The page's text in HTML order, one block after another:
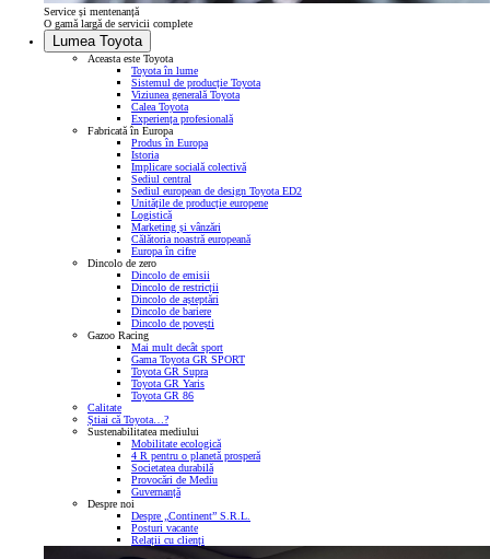
Service și mentenanță
O gamă largă de servicii complete
Lumea Toyota
Aceasta este Toyota
Toyota în lume
Sistemul de producție Toyota
Viziunea generală Toyota
Calea Toyota
Experiența profesională
Fabricată în Europa
Produs în Europa
Istoria
Implicare socială colectivă
Sediul central
Sediul european de design Toyota ED2
Unitățile de producție europene
Logistică
Marketing și vânzări
Călătoria noastră europeană
Europa în cifre
Dincolo de zero
Dincolo de emisii
Dincolo de restricții
Dincolo de așteptări
Dincolo de bariere
Dincolo de povești
Gazoo Racing
Mai mult decât sport
Gama Toyota GR SPORT
Toyota GR Supra
Toyota GR Yaris
Toyota GR 86
Calitate
Știai că Toyota…?
Sustenabilitatea mediului
Mobilitate ecologică
4 R pentru o planetă prosperă
Societatea durabilă
Provocări de Mediu
Guvernanță
Despre noi
Despre „Continent” S.R.L.
Posturi vacante
Relații cu clienți